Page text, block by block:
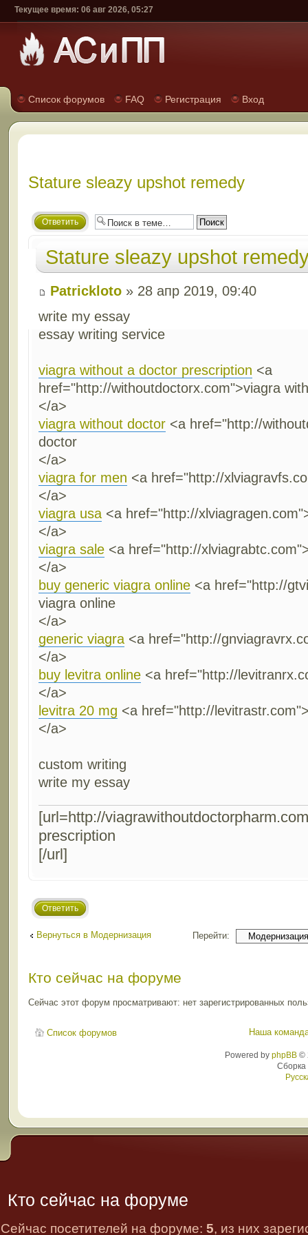
Текущее время: 06 авг 2026, 05:27
Список форумов FAQ Регистрация Вход
Stature sleazy upshot remedy
Ответить
Stature sleazy upshot
Patrickloto» 28 апр 2019, 09:40
write my essay
essay writing service
viagra without a doctor prescription <a
href="http://withoutdoctorx.com">viagra
</a>
viagra without doctor<a href="http://
doctor
</a>
viagra for men <a href="http://
</a>
viagra usa<a href="http://
</a>
viagra sale<a href="http://
</a>
buy generic viagra online<a href="http://
viagra online
</a>
generic viagra<a href="http://
</a>
buy levitra online<a href="http://
</a>
levitra 20 mg <a href="http://
</a>
custom writing
write my essay
[url=http://
prescription
[/url]
Ответить
Вернуться в Модернизация Перейти:
Кто сейчас на форуме
Сейчас этот форум просматривают: нет зарегистрированных
Список форумов Наша
Powered by phpBB©
Кто сейчас на форуме
Сейчас посетителей на форуме: 5, из них